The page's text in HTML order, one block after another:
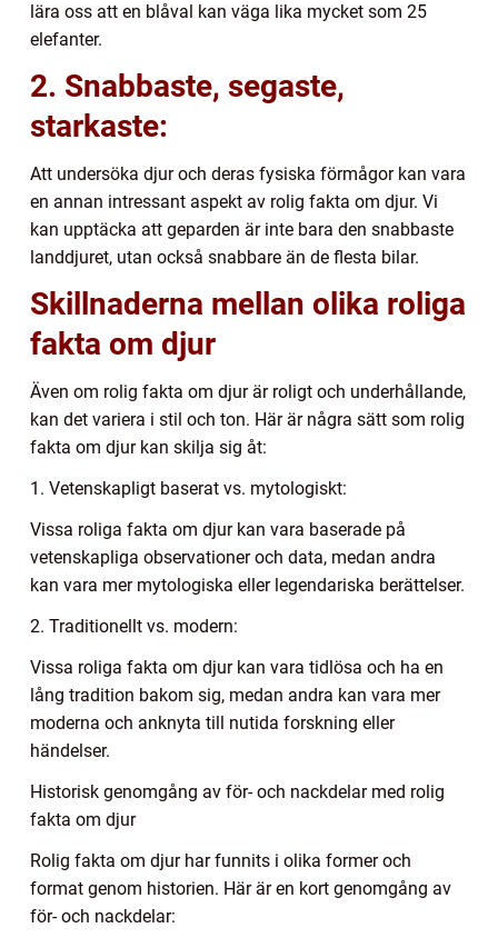
lära oss att en blåval kan väga lika mycket som 25
elefanter.
2. Snabbaste, segaste,
starkaste:
Att undersöka djur och deras fysiska förmågor kan vara
en annan intressant aspekt av rolig fakta om djur. Vi
kan upptäcka att geparden är inte bara den snabbaste
landdjuret, utan också snabbare än de flesta bilar.
Skillnaderna mellan olika roliga
fakta om djur
Även om rolig fakta om djur är roligt och underhållande,
kan det variera i stil och ton. Här är några sätt som rolig
fakta om djur kan skilja sig åt:
1. Vetenskapligt baserat vs. mytologiskt:
Vissa roliga fakta om djur kan vara baserade på
vetenskapliga observationer och data, medan andra
kan vara mer mytologiska eller legendariska berättelser.
2. Traditionellt vs. modern:
Vissa roliga fakta om djur kan vara tidlösa och ha en
lång tradition bakom sig, medan andra kan vara mer
moderna och anknyta till nutida forskning eller
händelser.
Historisk genomgång av för- och nackdelar med rolig
fakta om djur
Rolig fakta om djur har funnits i olika former och
format genom historien. Här är en kort genomgång av
för- och nackdelar: